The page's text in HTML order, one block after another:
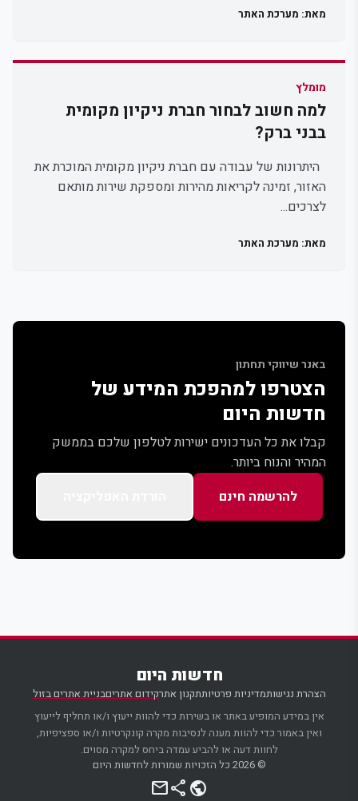
מאת: מערכת האתר
מומלץ
למה חשוב לבחור חברת ניקיון מקומית
בבני ברק?
היתרונות של עבודה עם חברת ניקיון מקומית המוכרת את
האזור, זמינה לקריאות מהירות ומספקת שירות מותאם
לצרכים...
מאת: מערכת האתר
באנר שיווקי תחתון
הצטרפו למהפכת המידע של
חדשות היום
קבלו את כל העדכונים ישירות לטלפון שלכם בממשק
המהיר והנוח ביותר.
להרשמה חינם
חדשות היום
הצהרת נגישותמדיניות פרטיותתקנון אתרקידום אתריםבניית אתרים בזול
אין במידע המופיע באתר או בשירות כדי להוות ייעוץ ו/או תחליף לייעוץ
ואין באמור כדי להוות מענה לנסיבות מקרה קונקרטיות ו/או ספציפיות,
לחוות דעה או להביע עמדה ביחס למקרה מסוים.
© 2026 כל הזכויות שמורות לחדשות היום
public
share
mail